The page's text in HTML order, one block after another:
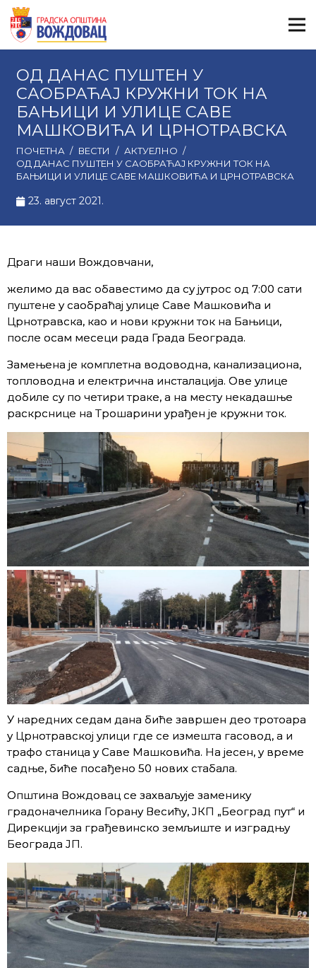
ОД ДАНАС ПУШТЕН У
САОБРАЋАЈ КРУЖНИ ТОК НА
БАЊИЦИ И УЛИЦЕ САВЕ
МАШКОВИЋА И ЦРНОТРАВСКА
ПОЧЕТНА / ВЕСТИ / АКТУЕЛНО /
ОД ДАНАС ПУШТЕН У САОБРАЋАЈ КРУЖНИ ТОК НА
БАЊИЦИ И УЛИЦЕ САВЕ МАШКОВИЋА И ЦРНОТРАВСКА
23. август 2021.
Драги наши Вождовчани,
желимо да вас обавестимо да су јутрос од 7:00 сати
пуштене у саобраћај улице Саве Машковића и
Црнотравска, као и нови кружни ток на Бањици,
после осам месеци рада Града Београда.
Замењена је комплетна водоводна, канализациона,
топловодна и електрична инсталација. Ове улице
добиле су по четири траке, а на месту некадашње
раскрснице на Трошарини урађен је кружни ток.
У наредних седам дана биће завршен део тротоара
у Црнотравској улици где се измешта гасовод, а и
трафо станица у Саве Машковића. На јесен, у време
садње, биће посађено 50 нових стабала.
Општина Вождовац се захваљује заменику
градоначелника Горану Весићу, ЈКП „Београд пут“ и
Дирекцији за грађевинско земљиште и изградњу
Београда ЈП.